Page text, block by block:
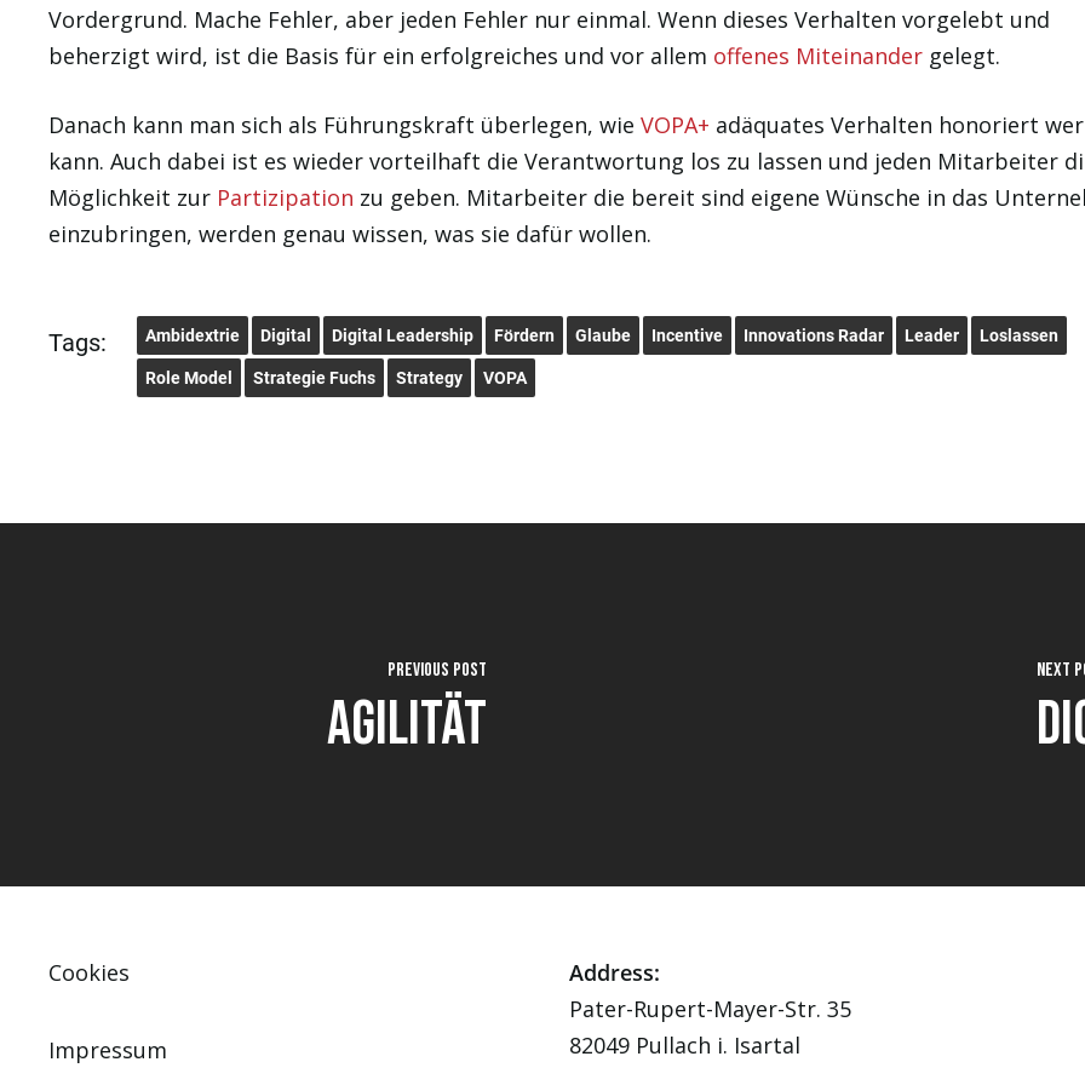
Vordergrund. Mache Fehler, aber jeden Fehler nur einmal. Wenn dieses Verhalten vorgelebt und
beherzigt wird, ist die Basis für ein erfolgreiches und vor allem offenes Miteinander gelegt.
Danach kann man sich als Führungskraft überlegen, wieVOPA+ adäquates Verhalten honoriert
kann. Auch dabei ist es wieder vorteilhaft die Verantwortung los zu lassen und jeden Mitarbeiter
Möglichkeit zur Partizipation zu geben. Mitarbeiter die bereit sind eigene Wünsche in das
einzubringen, werden genau wissen, was sie dafür wollen.
Tags: Ambidextrie Digital Digital Leadership Fördern Glaube Incentive Innovations Radar Leader Loslassen
Role Model Strategie Fuchs Strategy VOPA
Previous Post
Agilität
Next
Cookies
Impressum
Address:
Pater-Rupert-Mayer-Str. 35
82049 Pullach i. Isartal